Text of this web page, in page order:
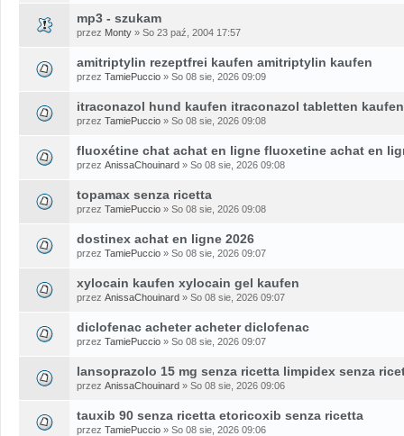
mp3 - szukam
przez Monty » So 23 paź, 2004 17:57
amitriptylin rezeptfrei kaufen amitriptylin kaufen
przez TamiePuccio » So 08 sie, 2026 09:09
itraconazol hund kaufen itraconazol tabletten kaufen
przez TamiePuccio » So 08 sie, 2026 09:08
fluoxétine chat achat en ligne fluoxetine achat en
przez AnissaChouinard » So 08 sie, 2026 09:08
topamax senza ricetta
przez TamiePuccio » So 08 sie, 2026 09:08
dostinex achat en ligne 2026
przez TamiePuccio » So 08 sie, 2026 09:07
xylocain kaufen xylocain gel kaufen
przez AnissaChouinard » So 08 sie, 2026 09:07
diclofenac acheter acheter diclofenac
przez TamiePuccio » So 08 sie, 2026 09:07
lansoprazolo 15 mg senza ricetta limpidex senza
przez AnissaChouinard » So 08 sie, 2026 09:06
tauxib 90 senza ricetta etoricoxib senza ricetta
przez TamiePuccio » So 08 sie, 2026 09:06